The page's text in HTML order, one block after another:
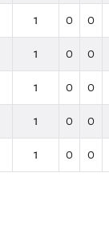
1 0 0
1 0 0
1 0 0
1 0 0
1 0 0